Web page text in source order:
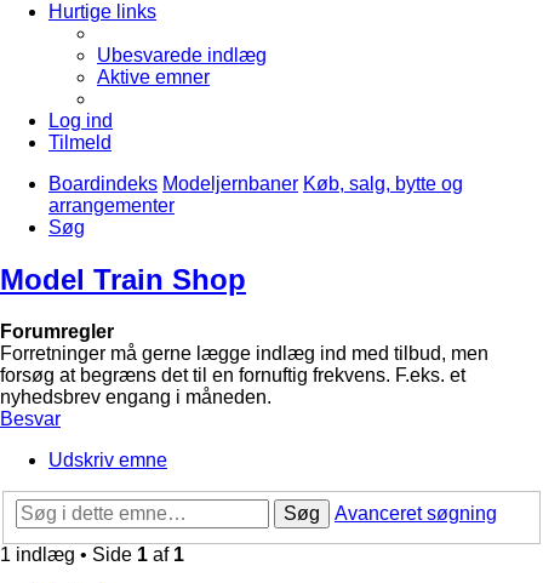
Hurtige links
Ubesvarede indlæg
Aktive emner
Log ind
Tilmeld
Boardindeks Modeljernbaner Køb, salg, bytte og
arrangementer
Søg
Model Train Shop
Forumregler
Forretninger må gerne lægge indlæg ind med tilbud, men
forsøg at begræns det til en fornuftig frekvens. F.eks. et
nyhedsbrev engang i måneden.
Besvar
Udskriv emne
Søg
Avanceret søgning
1 indlæg • Side 1 af 1